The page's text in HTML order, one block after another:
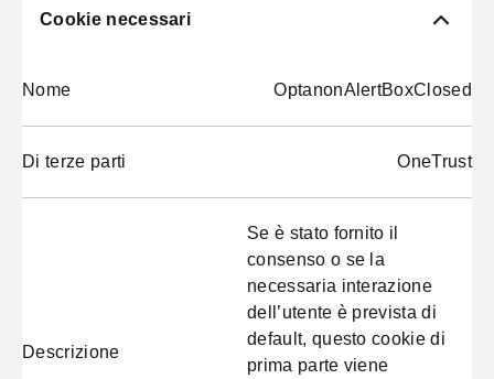
Cookie necessari
Nome OptanonAlertBoxClosed
Di terze parti OneTrust
Descrizione
Se è stato fornito il
consenso o se la
necessaria interazione
dell’utente è prevista di
default, questo cookie di
prima parte viene